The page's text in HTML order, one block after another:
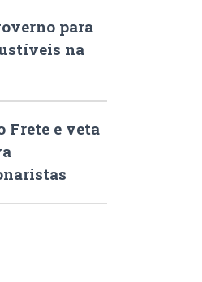
para
na
Frete e veta